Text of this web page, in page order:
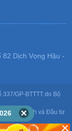
Dịch Vọng Hậu -
GP-BTTTT do Bộ
Sở Kế hoạch và Đầu tư